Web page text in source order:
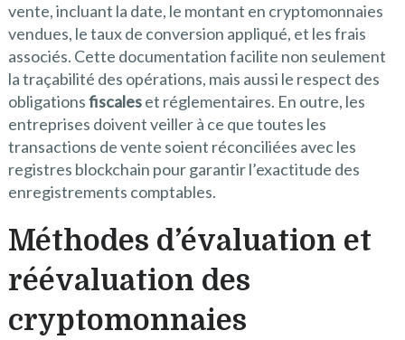
vente, incluant la date, le montant en cryptomonnaies
vendues, le taux de conversion appliqué, et les frais
associés. Cette documentation facilite non seulement
la traçabilité des opérations, mais aussi le respect des
obligationsfiscaleset réglementaires. En outre, les
entreprises doivent veiller à ce que toutes les
transactions de vente soient réconciliées avec les
registres blockchain pour garantir l’exactitude des
enregistrements comptables.
Méthodes d’évaluation et
réévaluation des
cryptomonnaies